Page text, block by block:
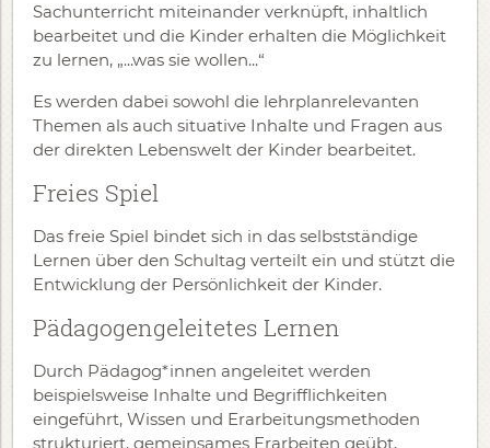
Sachunterricht miteinander verknüpft, inhaltlich
bearbeitet und die Kinder erhalten die Möglichkeit
zu lernen, „...was sie wollen...“
Es werden dabei sowohl die lehrplanrelevanten
Themen als auch situative Inhalte und Fragen aus
der direkten Lebenswelt der Kinder bearbeitet.
Freies Spiel
Das freie Spiel bindet sich in das selbstständige
Lernen über den Schultag verteilt ein und stützt die
Entwicklung der Persönlichkeit der Kinder.
Pädagogengeleitetes Lernen
Durch Pädagog*innen angeleitet werden
beispielsweise Inhalte und Begrifflichkeiten
eingeführt, Wissen und Erarbeitungsmethoden
strukturiert, gemeinsames Erarbeiten geübt,